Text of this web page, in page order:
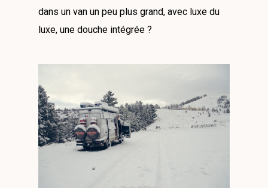
dans un van un peu plus grand, avec luxe du
luxe, une douche intégrée ?